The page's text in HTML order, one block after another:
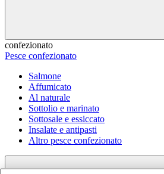
confezionato
Pesce confezionato
Salmone
Affumicato
Al naturale
Sottolio e marinato
Sottosale e essiccato
Insalate e antipasti
Altro pesce confezionato